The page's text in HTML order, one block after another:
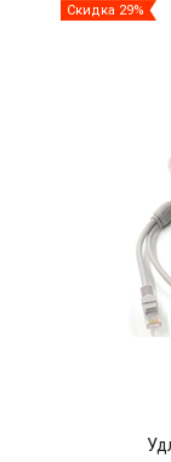
Скидка 29%